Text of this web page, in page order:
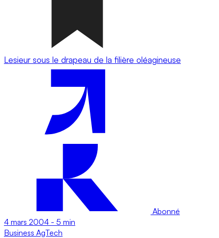
Lesieur sous le drapeau de la filière oléagineuse
Abonné
4 mars 2004 - 5 min
Business AgTech